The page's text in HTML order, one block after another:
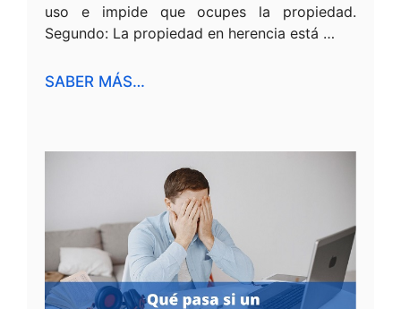
uso e impide que ocupes la propiedad.
Segundo: La propiedad en herencia está …
SABER MÁS…